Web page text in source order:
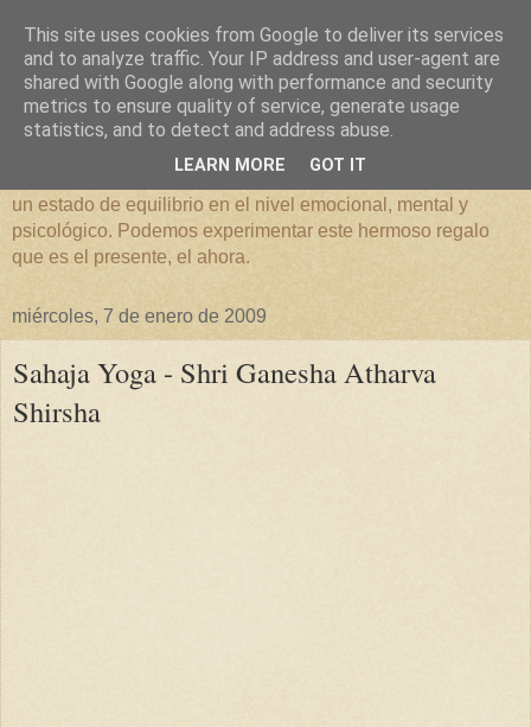
Sahaja Yoga Meditación
"El Ayer es historia, el mañana es un misterio, sin embargo
un estado de equilibrio en el nivel emocional, mental y
psicológico. Podemos experimentar este hermoso regalo
que es el presente, el ahora.
miércoles, 7 de enero de 2009
Sahaja Yoga - Shri Ganesha Atharva
Shirsha
This site uses cookies from Google to deliver its services
and to analyze traffic. Your IP address and user-agent are
shared with Google along with performance and security
metrics to ensure quality of service, generate usage
statistics, and to detect and address abuse.
LEARN MORE GOT IT